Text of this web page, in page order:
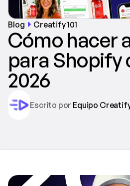
Blog Creatify 101
Cómo hacer
para Shopify
2026
Escrito por Equipo